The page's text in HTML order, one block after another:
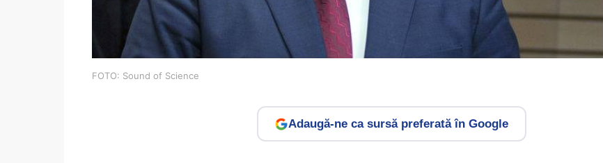
FOTO: Sound of Science
Adaugă-ne ca sursă preferată în Google